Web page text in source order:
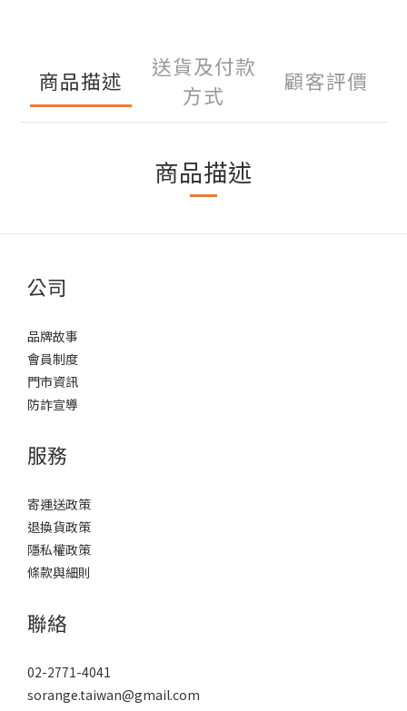
商品描述
送貨及付款
方式
顧客評價
商品描述
公司
品牌故事
會員制度
門市資訊
防詐宣導
服務
寄運送政策
退換貨政策
隱私權政策
條款與細則
聯絡
02-2771-4041
sorange.taiwan@gmail.com